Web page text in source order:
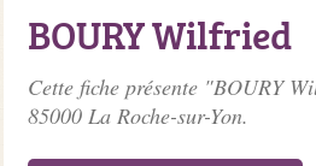
BOURY Wilfried
Cette fiche présente "BOURY
85000 La Roche-sur-Yon.